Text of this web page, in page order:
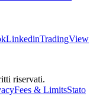
LinkedinTradingView
riservati.
Fees & LimitsStato